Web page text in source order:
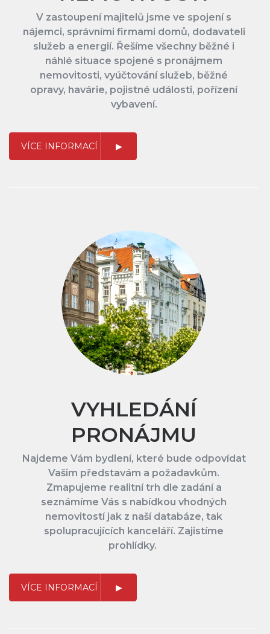
V zastoupení majitelů jsme ve spojení s
nájemci, správními firmami domů, dodavateli
služeb a energií. Řešíme všechny běžné i
náhlé situace spojené s pronájmem
nemovitosti, vyúčtování služeb, běžné
opravy, havárie, pojistné události, pořízení
vybavení.
VÍCE INFORMACÍ
VYHLEDÁNÍ
PRONÁJMU
Najdeme Vám bydlení, které bude odpovídat
Vašim představám a požadavkům.
Zmapujeme realitní trh dle zadání a
seznámíme Vás s nabídkou vhodných
nemovitostí jak z naší databáze, tak
spolupracujících kanceláří. Zajistíme
prohlídky.
VÍCE INFORMACÍ